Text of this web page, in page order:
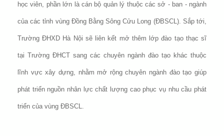
học viên, phần lớn là cán bộ quản lý thuộc các sở - ban - ngành
của các tỉnh vùng Đồng Bằng Sông Cửu Long (ĐBSCL). Sắp tới,
Trường ĐHXD Hà Nội sẽ liên kết mở thêm lớp đào tạo thạc sĩ
tại Trường ĐHCT sang các chuyên ngành đào tạo khác thuộc
lĩnh vực xây dựng, nhằm mở rộng chuyên ngành đào tạo giúp
phát triển nguồn nhân lực chất lượng cao phục vụ nhu cầu phát
triển của vùng ĐBSCL.